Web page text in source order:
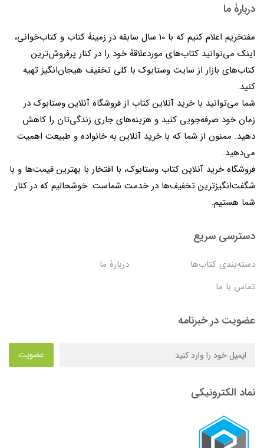
دربارۀ ما
مفتخریم اعلام کنیم که با 10 سال سابقه در زمینۀ کتاب و کتاب‌خوانی،
اینک می‌توانید کتاب‌های موردعلاقۀ خود را در کنار پرفروش‌ترین
کتاب‌های بازار از سایت وستابوک با کلی تخفیف هیجان‌انگیز تهیه
کنید.
شما می‌توانید با خرید آنلاین کتاب از فروشگاه آنلاین وستابوک در
زمان خود صرفه‌جویی کنید و هزینه‌های جاری زندگی‌تان را کاهش
دهید. ممنون از شما که با خرید آنلاین به خانواده و طبیعت اهمیت
می‌دهید.
فروشگاه خرید آنلاین کتاب وستابوک، با افتخار با بهترین قیمت‌ها و با
شگفت‌انگیزترین تخفیف‌ها در خدمت شماست. خوشحالیم که در کنار
شما هستیم.
دسترسی سریع
دسته‌بندی کتاب‌ها
دربارۀ ما
تماس با ما
عضویت در خبرنامه
عضویت
نماد الکترونیکی